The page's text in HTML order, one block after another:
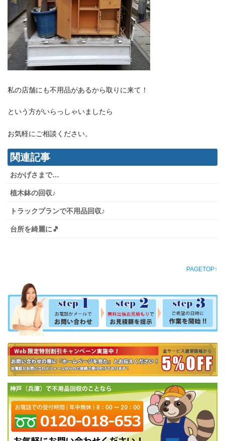
私の店舗にも不用品があるから取りに来て！
という方がいらっしゃいましたら
お気軽にご相談ください。
関連記事
おかげさまで…
植木鉢の回収♪
トラックプランで不用品回収♪
台所を綺麗に🎵
PAGETOP↑